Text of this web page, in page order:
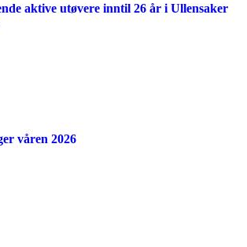
aktive utøvere inntil 26 år i Ullensaker
våren 2026